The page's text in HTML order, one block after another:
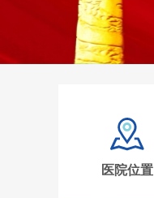
医院位置